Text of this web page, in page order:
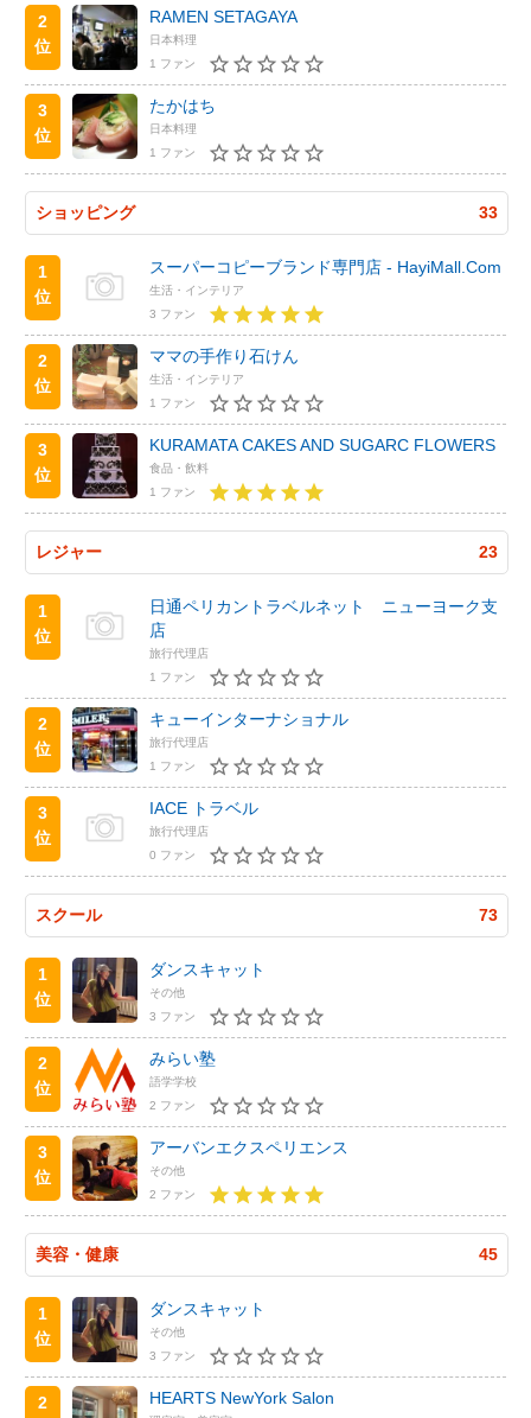
2
位
RAMEN SETAGAYA
日本料理
1 ファン
3
位
たかはち
日本料理
1 ファン
ショッピング 33
1
位
スーパーコピーブランド専門店 - HayiMall.Com
生活・インテリア
3 ファン
2
位
ママの手作り石けん
生活・インテリア
1 ファン
3
位
KURAMATA CAKES AND SUGARC FLOWERS
食品・飲料
1 ファン
レジャー 23
1
位
日通ペリカントラベルネット ニューヨーク支
店
旅行代理店
1 ファン
2
位
キューインターナショナル
旅行代理店
1 ファン
3
位
IACE トラベル
旅行代理店
0 ファン
スクール 73
1
位
ダンスキャット
その他
3 ファン
2
位
みらい塾
語学学校
2 ファン
3
位
アーバンエクスペリエンス
その他
2 ファン
美容・健康 45
1
位
ダンスキャット
その他
3 ファン
2
HEARTS NewYork Salon